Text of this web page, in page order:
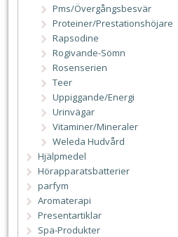
Pms/Övergångsbesvär
Proteiner/Prestationshöjare
Rapsodine
Rogivande-Sömn
Rosenserien
Teer
Uppiggande/Energi
Urinvägar
Vitaminer/Mineraler
Weleda Hudvård
Hjälpmedel
Hörapparatsbatterier
parfym
Aromaterapi
Presentartiklar
Spa-Produkter